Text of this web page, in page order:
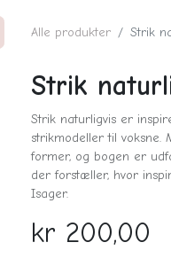
Alle produkter Strik
Strik
Strik naturligvis er
strikmodeller til
former, og bogen er
der forstæller, hvor
Isager.
kr 200,00